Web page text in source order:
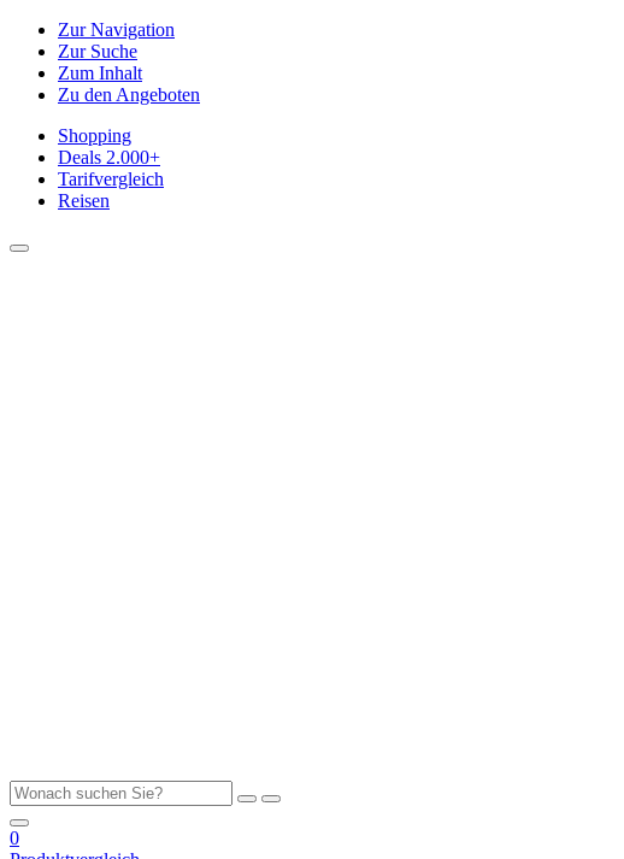
Zur Navigation
Zur Suche
Zum Inhalt
Zu den Angeboten
Shopping
Deals 2.000+
Tarifvergleich
Reisen
0